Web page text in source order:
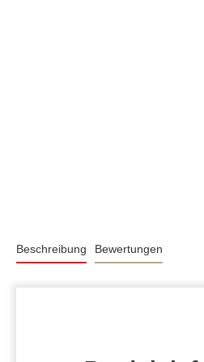
Beschreibung Bewertungen